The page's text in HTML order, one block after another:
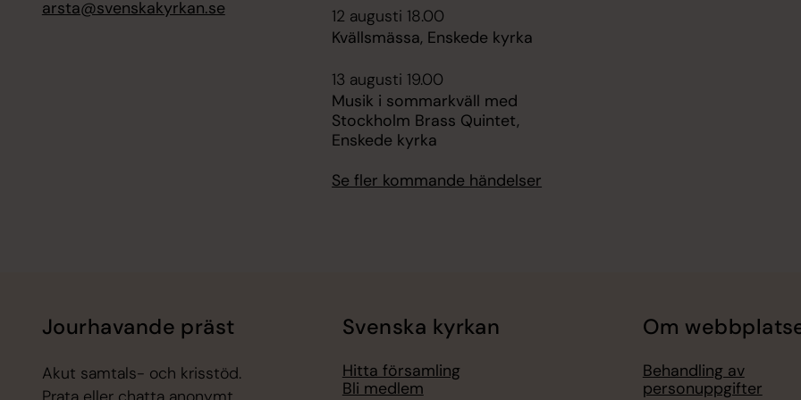
arsta@svenskakyrkan.se
12 augusti 18.00
Kvällsmässa, Enskede kyrka
13 augusti 19.00
Musik i sommarkväll med
Stockholm Brass Quintet,
Enskede kyrka
Se fler kommande händelser
Jourhavande präst
Akut samtals- och krisstöd.
Svenska kyrkan
Hitta församling
Bli medlem
Om
Behandling av
personuppgifter